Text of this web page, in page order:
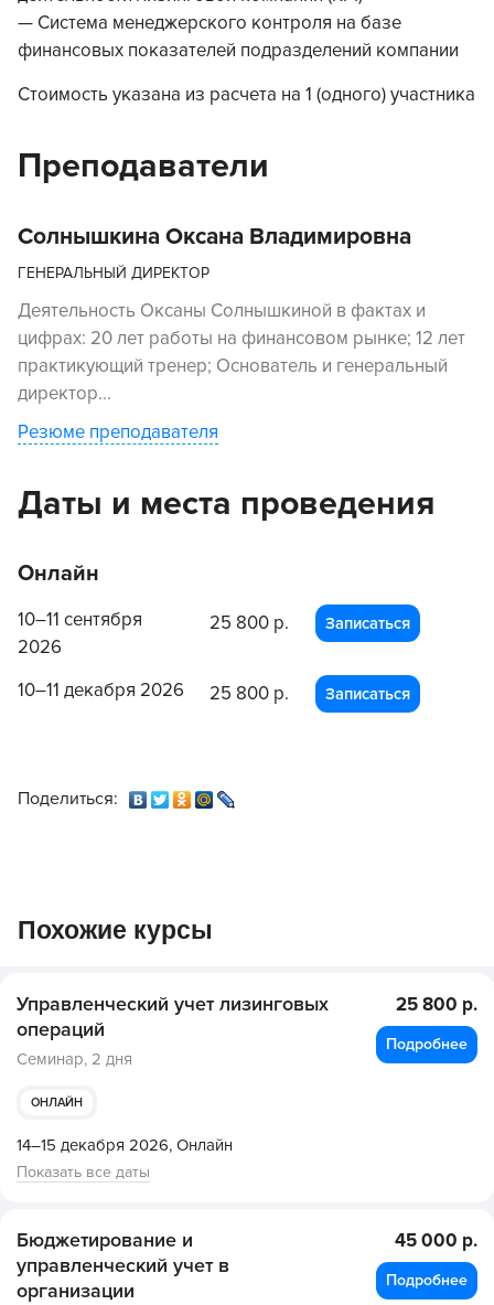
— Система менеджерского контроля на базе
финансовых показателей подразделений компании
Стоимость указана из расчета на 1 (одного) участника
Преподаватели
Солнышкина Оксана Владимировна
ГЕНЕРАЛЬНЫЙ ДИРЕКТОР
Деятельность Оксаны Солнышкиной в фактах и
цифрах: 20 лет работы на финансовом рынке; 12 лет
практикующий тренер; Основатель и генеральный
директор...
Резюме преподавателя
Даты и места проведения
Онлайн
10–11 сентября
2026
25 800 р. Записаться
10–11 декабря 2026 25 800 р. Записаться
Поделиться:
Похожие курсы
Управленческий учет лизинговых
операций
Семинар, 2 дня
ОНЛАЙН
14–15 декабря 2026, Онлайн
Показать все даты
25 800 р.
Подробнее
Бюджетирование и
управленческий учет в
организации
45 000 р.
Подробнее